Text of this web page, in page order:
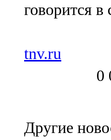
говорится
tnv.ru
0
Другие